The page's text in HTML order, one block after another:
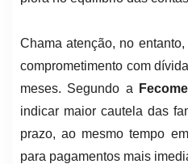
Chama atenção, no
comprometimento com
meses. Segundo a
indicar maior cautela das
prazo, ao mesmo tempo
para pagamentos mais